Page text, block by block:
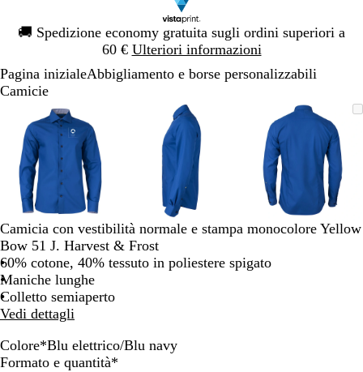
🚚 Spedizione economy gratuita sugli ordini superiori a
60 € Ulteriori informazioni
Diapositiva
1
Pagina inizialeAbbigliamento e borse personalizzabili
Camicie
L’immagine
può
essere
ingrandita
Ingrandito
a
minimo
Clicca
per
allargare
Usa
i
comandi
+
e
+
per
ingrandire
o
ridurre
e
le
frecce
spostarti
L’immagine
può
essere
ingrandita
Ingrandito
minimo
Clicca
per
allargare
Usa
comandi
+
per
ingrandire
ridurre
può
essere
ingrandita
Ingrandito
minimo
Clicca
per
allargare
Usa
comandi
per
ingrandire
Diapositiva
Camicia con vestibilità normale e stampa monocolore Yellow
Bow 51 J. Harvest & Frost
60% cotone, 40% tessuto in poliestere spigato
Maniche lunghe
Colletto semiaperto
Vedi dettagli
Colore*Blu elettrico/Blu navy
B
A
B
N
G
Formato e quantità*